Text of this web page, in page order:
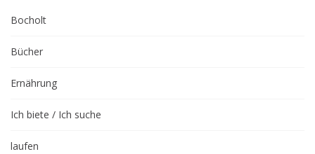
Bocholt
Bücher
Ernährung
Ich biete / Ich suche
laufen